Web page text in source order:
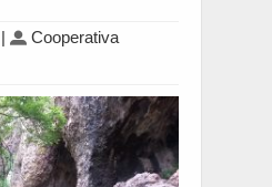
|
Cooperativa